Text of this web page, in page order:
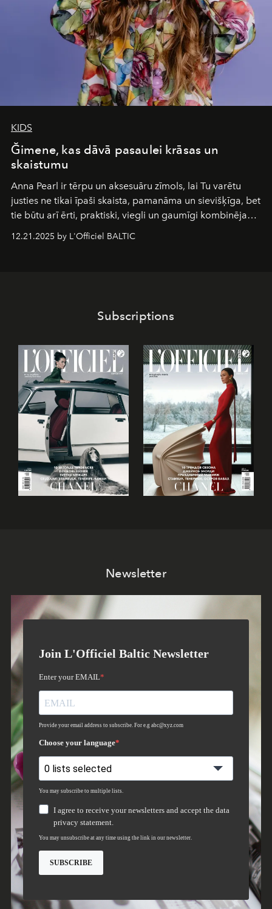
KIDS
Ğimene, kas dāvā pasaulei krāsas un
skaistumu
Anna Pearl ir tērpu un aksesuāru zīmols, lai Tu varētu
justies ne tikai īpaši skaista, pamanāma un sievišķīga, bet
tie būtu arī ērti, praktiski, viegli un gaumīgi kombinējami
piedzīvojumos.
12.21.2025 by L'Officiel BALTIC
Subscriptions
Newsletter